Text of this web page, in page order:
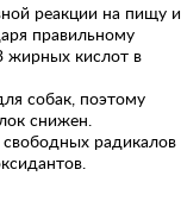
реакции на пищу и
правильному
жирных кислот в
собак, поэтому
снижен.
свободных радикалов